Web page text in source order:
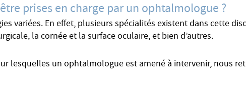
prises en charge par un ophtalmologue ?
variées. En effet, plusieurs spécialités existent dans cette
la cornée et la surface oculaire, et bien d’autres.
lesquelles un ophtalmologue est amené à intervenir, nous